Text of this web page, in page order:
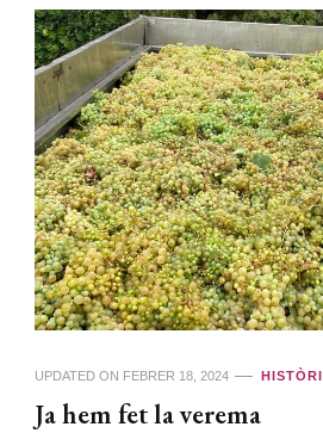
UPDATED ON FEBRER 18, 2024
Ja hem fet la verema